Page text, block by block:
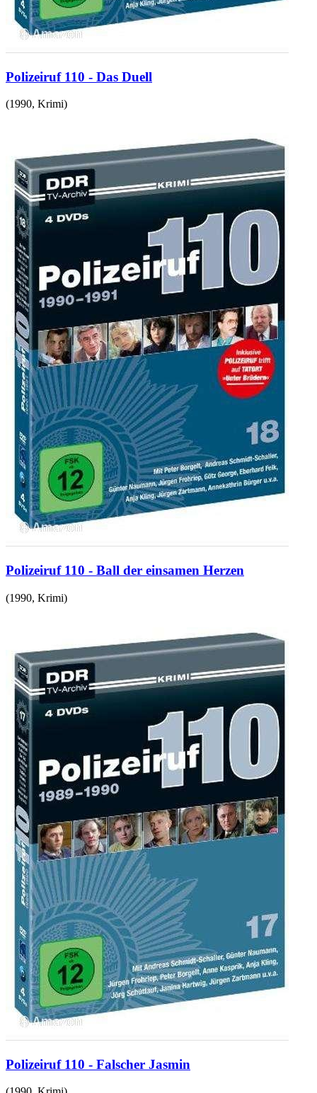
Polizeiruf 110 - Das Duell
(1990, Krimi)
Polizeiruf 110 - Ball der einsamen Herzen
(1990, Krimi)
Polizeiruf 110 - Falscher Jasmin